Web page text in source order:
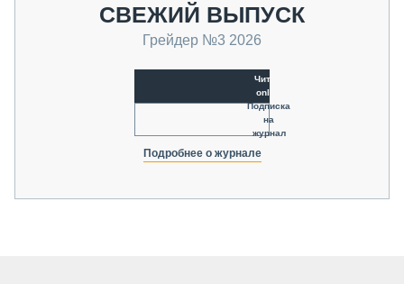
СВЕЖИЙ ВЫПУСК
Грейдер №3 2026
Читать
online
Подписка
на
журнал
Подробнее о журнале